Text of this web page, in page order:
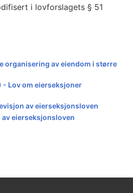
i lovforslagets § 51
organisering av eiendom i større
- Lov om eierseksjoner
av eierseksjonsloven
av eierseksjonsloven